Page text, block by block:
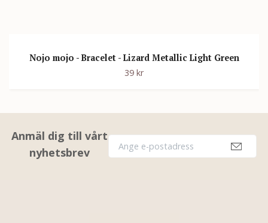
Nojo mojo - Bracelet - Lizard Metallic Light Green
39 kr
Anmäl dig till vårt
nyhetsbrev